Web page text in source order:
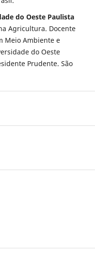
do Oeste Paulista
Agricultura. Docente
Meio Ambiente e
do Oeste
Prudente. São